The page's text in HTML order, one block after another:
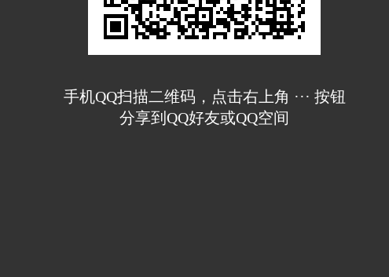
手机QQ扫描二维码，点击右上角 ··· 按钮
分享到QQ好友或QQ空间